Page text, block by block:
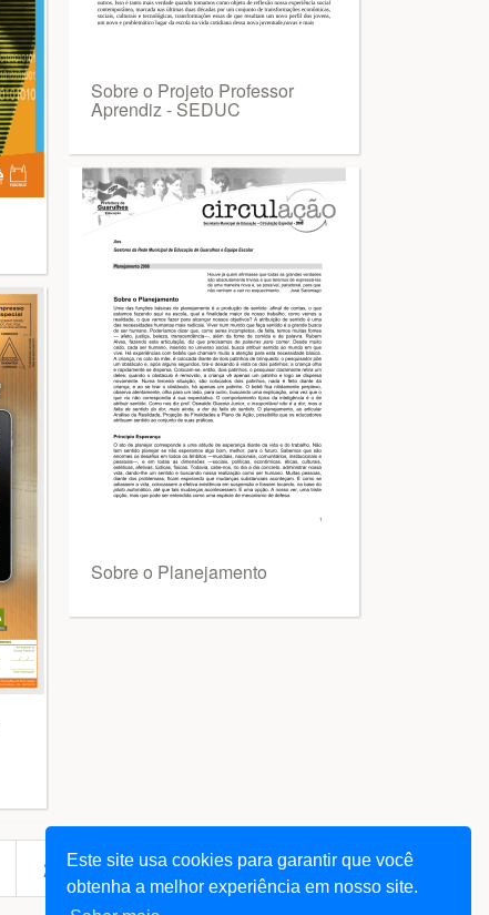
Este site usa cookies para garantir que você
obtenha a melhor experiência em nosso site.
Sobre o Projeto Professor
Aprendiz - SEDUC
Sobre o Planejamento
258 ... 1511 »next